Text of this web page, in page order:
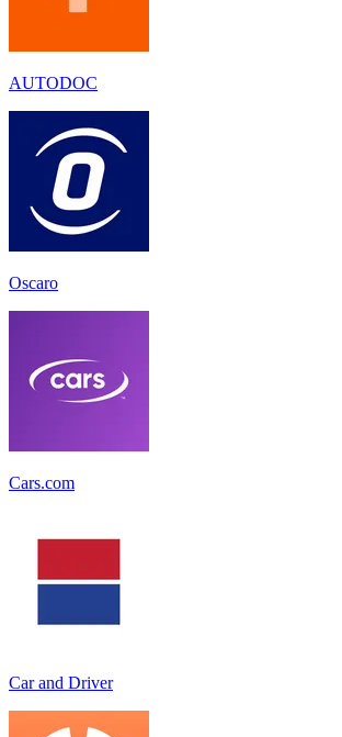
AUTODOC
Oscaro
Cars.com
Car and Driver